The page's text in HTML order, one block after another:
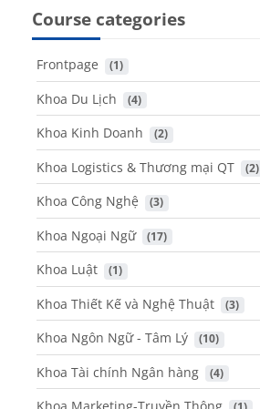
Course categories
Frontpage (1)
Khoa Du Lịch (4)
Khoa Kinh Doanh (2)
Khoa Logistics & Thương mại QT (2)
Khoa Công Nghệ (3)
Khoa Ngoại Ngữ (17)
Khoa Luật (1)
Khoa Thiết Kế và Nghệ Thuật (3)
Khoa Ngôn Ngữ - Tâm Lý (10)
Khoa Tài chính Ngân hàng (4)